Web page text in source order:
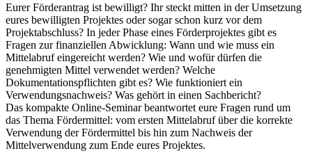
Eurer Förderantrag ist bewilligt? Ihr steckt mitten in der Umsetzung
eures bewilligten Projektes oder sogar schon kurz vor dem
Projektabschluss? In jeder Phase eines Förderprojektes gibt es
Fragen zur finanziellen Abwicklung: Wann und wie muss ein
Mittelabruf eingereicht werden? Wie und wofür dürfen die
genehmigten Mittel verwendet werden? Welche
Dokumentationspflichten gibt es? Wie funktioniert ein
Verwendungsnachweis? Was gehört in einen Sachbericht?
Das kompakte Online-Seminar beantwortet eure Fragen rund um
das Thema Fördermittel: vom ersten Mittelabruf über die korrekte
Verwendung der Fördermittel bis hin zum Nachweis der
Mittelverwendung zum Ende eures Projektes.